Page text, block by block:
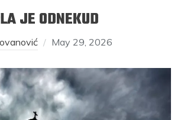
JE ODNEKUD
May 29, 2026